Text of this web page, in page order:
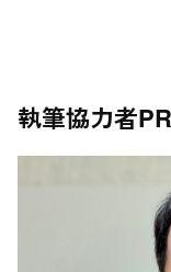
執筆協力者